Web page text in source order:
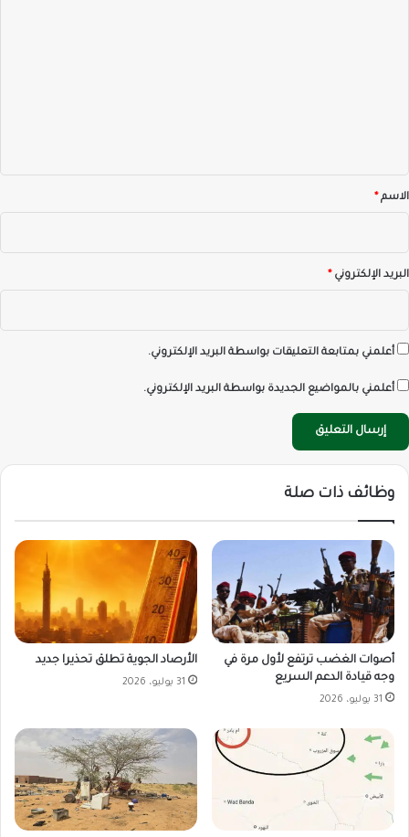
*الاسم *
البريد الإلكتروني *
أعلمني بمتابعة التعليقات بواسطة البريد الإلكتروني.
أعلمني بالمواضيع الجديدة بواسطة البريد الإلكتروني.
وظائف ذات صلة
أصوات الغضب ترتفع لأول مرة في
وجه قيادة الدعم السريع
31 يوليو، 2026
الأرصاد الجوية تطلق تحذيرا جديد
31 يوليو، 2026